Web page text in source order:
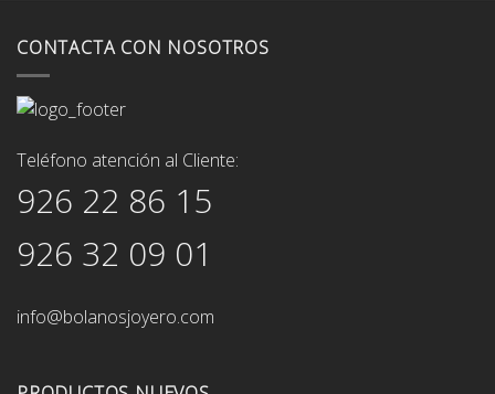
CONTACTA CON NOSOTROS
Teléfono atención al Cliente:
926 22 86 15
926 32 09 01
info@bolanosjoyero.com